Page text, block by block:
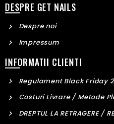
DESPRE GET NAILS
Despre noi
Impressum
INFORMATII CLIENTI
Regulament Black Friday
Costuri Livrare / Metode
DREPTUL LA RETRAGERE /